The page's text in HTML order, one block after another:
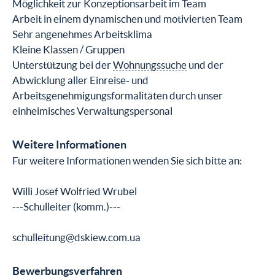
Möglichkeit zur Konzeptionsarbeit im Team
Arbeit in einem dynamischen und motivierten Team
Sehr angenehmes Arbeitsklima
Kleine Klassen / Gruppen
Unterstützung bei derWohnungssuche und der
Abwicklung aller Einreise- und
Arbeitsgenehmigungsformalitäten durch unser
einheimisches Verwaltungspersonal
Weitere Informationen
Für weitere Informationen wenden Sie sich bitte an:
Willi Josef Wolfried Wrubel
---Schulleiter (komm.)---
schulleitung@dskiew.com.ua
Bewerbungsverfahren